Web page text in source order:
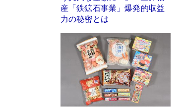
産「鉄鉱石事業」爆発的収益
力の秘密とは